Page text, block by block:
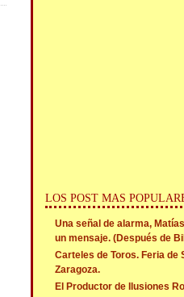
LOS POST MAS
Una señal de alarma,
un mensaje. (Después de
Carteles de Toros. Feria de
Zaragoza.
El Productor de Ilusiones